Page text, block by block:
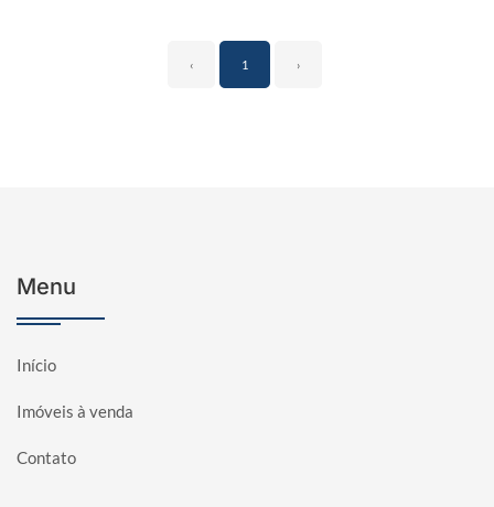
‹ 1 ›
Menu
Início
Imóveis à venda
Contato